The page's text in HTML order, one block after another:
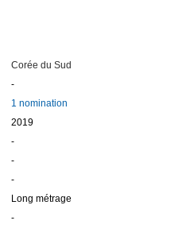
Corée du Sud
-
1 nomination
2019
-
-
-
Long métrage
-